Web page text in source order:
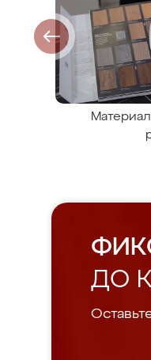
ДО